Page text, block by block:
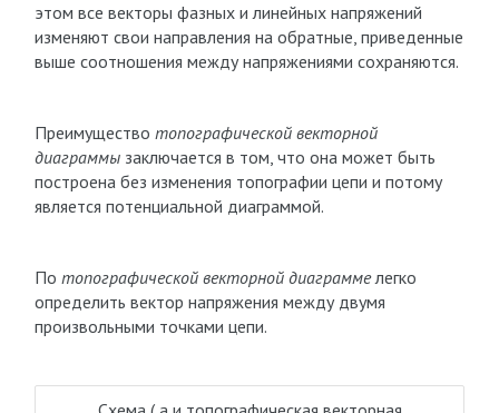
этом все векторы фазных и линейных напряжений
изменяют свои направления на обратные, приведенные
выше соотношения между напряжениями сохраняются.
Преимущество топографической векторной
диаграммызаключается в том, что она может быть
построена без изменения топографии цепи и потому
является потенциальной диаграммой.
По топографической векторной диаграммелегко
определить вектор напряжения между двумя
произвольными точками цепи.